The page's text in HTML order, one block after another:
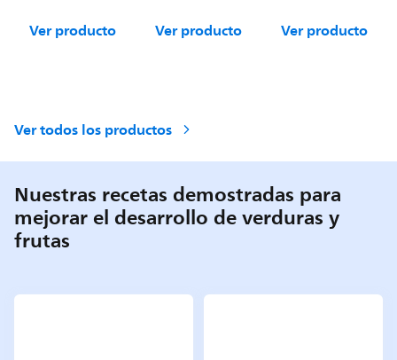
Ver producto Ver producto Ver producto
Ver todos los productos
Nuestras recetas demostradas para
mejorar el desarrollo de verduras y
frutas